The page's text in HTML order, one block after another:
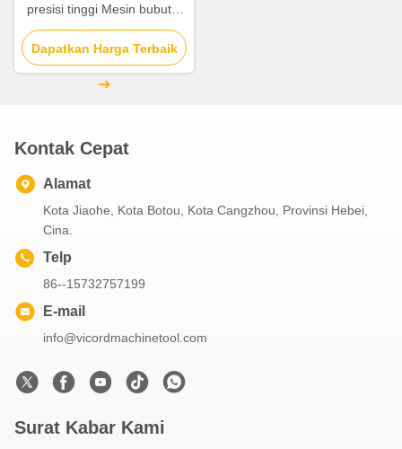
presisi tinggi Mesin bubut 3
sisi 7.7-15N.M Servo Motor
Dapatkan Harga Terbaik
Kontak Cepat
Alamat
Kota Jiaohe, Kota Botou, Kota Cangzhou, Provinsi Hebei,
Cina.
Telp
86--15732757199
E-mail
info@vicordmachinetool.com
Surat Kabar Kami